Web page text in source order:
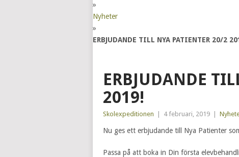
»
Nyheter
»
ERBJUDANDE TILL NYA PATIENTER 20/2
ERBJUDANDE
2019!
Skolexpeditionen 4 februari, 2019
Nu ges ett erbjudande till Nya Patienter
Passa på att boka in Din första